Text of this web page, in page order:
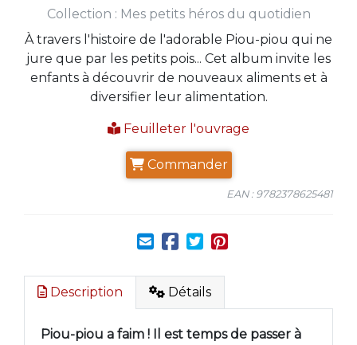
Collection : Mes petits héros du quotidien
À travers l'histoire de l'adorable Piou-piou qui ne
jure que par les petits pois... Cet album invite les
enfants à découvrir de nouveaux aliments et à
diversifier leur alimentation.
Feuilleter l'ouvrage
Commander
EAN : 9782378625481
Description Détails
Piou-piou a faim ! Il est temps de passer à